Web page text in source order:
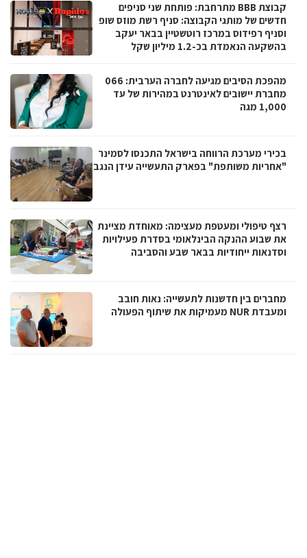
קבוצת BBB מתרחבת: פותחת שני סניפים
חדשים של מותגי הקבוצה: סניף רשת מוזס שופ
וסניף רפידוס במרכז רוטשטיין בבאר יעקב
בהשקעה הנאמדת בכ-1.2 מיליון שקל
מהפכת הסיבים מגיעה לחברה הערבית: 066
מחברת יישובים לאינטרנט במהירות של עד
1,000 מגה
בכירי מערכת הרווחה בישראל התכנסו לסמינר
"אחריות משותפת" בפארק התעשייה עידן הנגב
רצף טיפולי ומעטפת מעצימה: מאוחדת מציינת
את שבוע ההנקה הבינלאומי בסדרת פעילויות
וסדנאות ייחודיות בבאר שבע והסביבה
מחברים בין חדשנות לתעשייה: נאות חובב
ומעבדת NUR מעמיקות את שיתוף הפעולה